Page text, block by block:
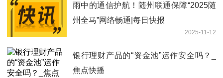
雨中的通信护航！随州联通保障“2025随
州全马”网络畅通|每日快报
2025-11-12
银行理财产品的“资金池”运作安全吗？_
焦点快播